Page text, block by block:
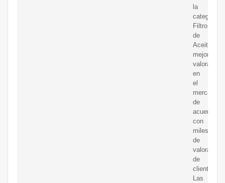
la
categoría
Filtro
de
Aceite
mejor
valorados
en
el
mercado
de
acuerdo
con
miles
de
de
clientes
Las